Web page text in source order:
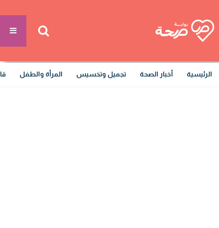
الرئيسية أخبار الصحة تجميل وتخسيس المرأة والطفل